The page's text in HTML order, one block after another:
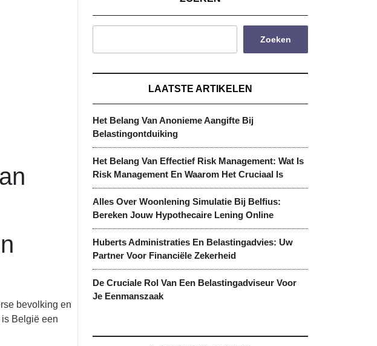
bevolking en
België een
Zoeken
LAATSTE ARTIKELEN
Het Belang Van Anonieme Aangifte Bij
Belastingontduiking
Het Belang Van Effectief Risk Management: Wat Is
Risk Management En Waarom Het Cruciaal Is
Alles Over Woonlening Simulatie Bij Belfius:
Bereken Jouw Hypothecaire Lening Online
Huberts Administraties En Belastingadvies: Uw
Partner Voor Financiële Zekerheid
De Cruciale Rol Van Een Belastingadviseur Voor
Je Eenmanszaak